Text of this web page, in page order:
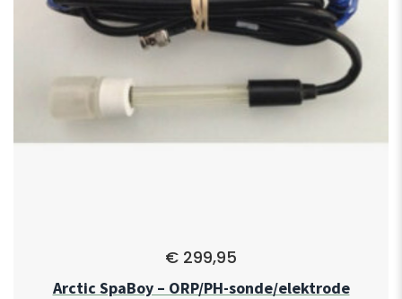
€ 299,95
Arctic SpaBoy – ORP/PH-sonde/elektrode